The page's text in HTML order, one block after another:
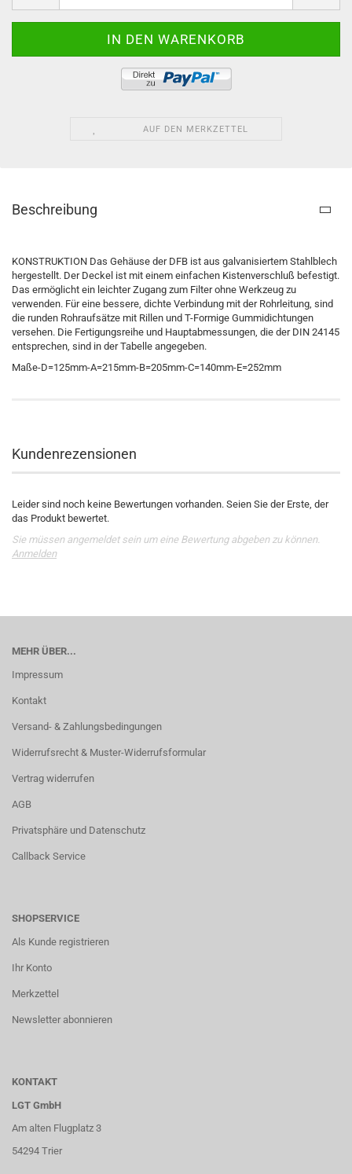
AUF DEN MERKZETTEL
Beschreibung
KONSTRUKTION Das Gehäuse der DFB ist aus galvanisiertem Stahlblech
hergestellt. Der Deckel ist mit einem einfachen Kistenverschluß befestigt.
Das ermöglicht ein leichter Zugang zum Filter ohne Werkzeug zu
verwenden. Für eine bessere, dichte Verbindung mit der Rohrleitung, sind
die runden Rohraufsätze mit Rillen und T-Formige Gummidichtungen
versehen. Die Fertigungsreihe und Hauptabmessungen, die der DIN 24145
entsprechen, sind in der Tabelle angegeben.
Maße-D=125mm-A=215mm-B=205mm-C=140mm-E=252mm
Kundenrezensionen
Leider sind noch keine Bewertungen vorhanden. Seien Sie der Erste, der
das Produkt bewertet.
Sie müssen angemeldet sein um eine Bewertung abgeben zu können.
Anmelden
MEHR ÜBER...
Impressum
Kontakt
Versand- & Zahlungsbedingungen
Widerrufsrecht & Muster-Widerrufsformular
Vertrag widerrufen
AGB
Privatsphäre und Datenschutz
Callback Service
SHOPSERVICE
Als Kunde registrieren
Ihr Konto
Merkzettel
Newsletter abonnieren
KONTAKT
LGT GmbH
Am alten Flugplatz 3
54294 Trier